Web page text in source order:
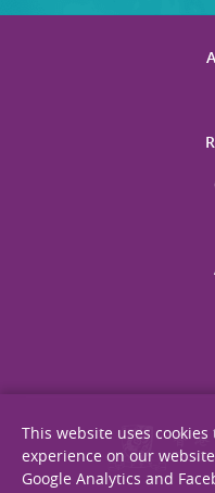
This website uses
experience on our
Google Analytics and